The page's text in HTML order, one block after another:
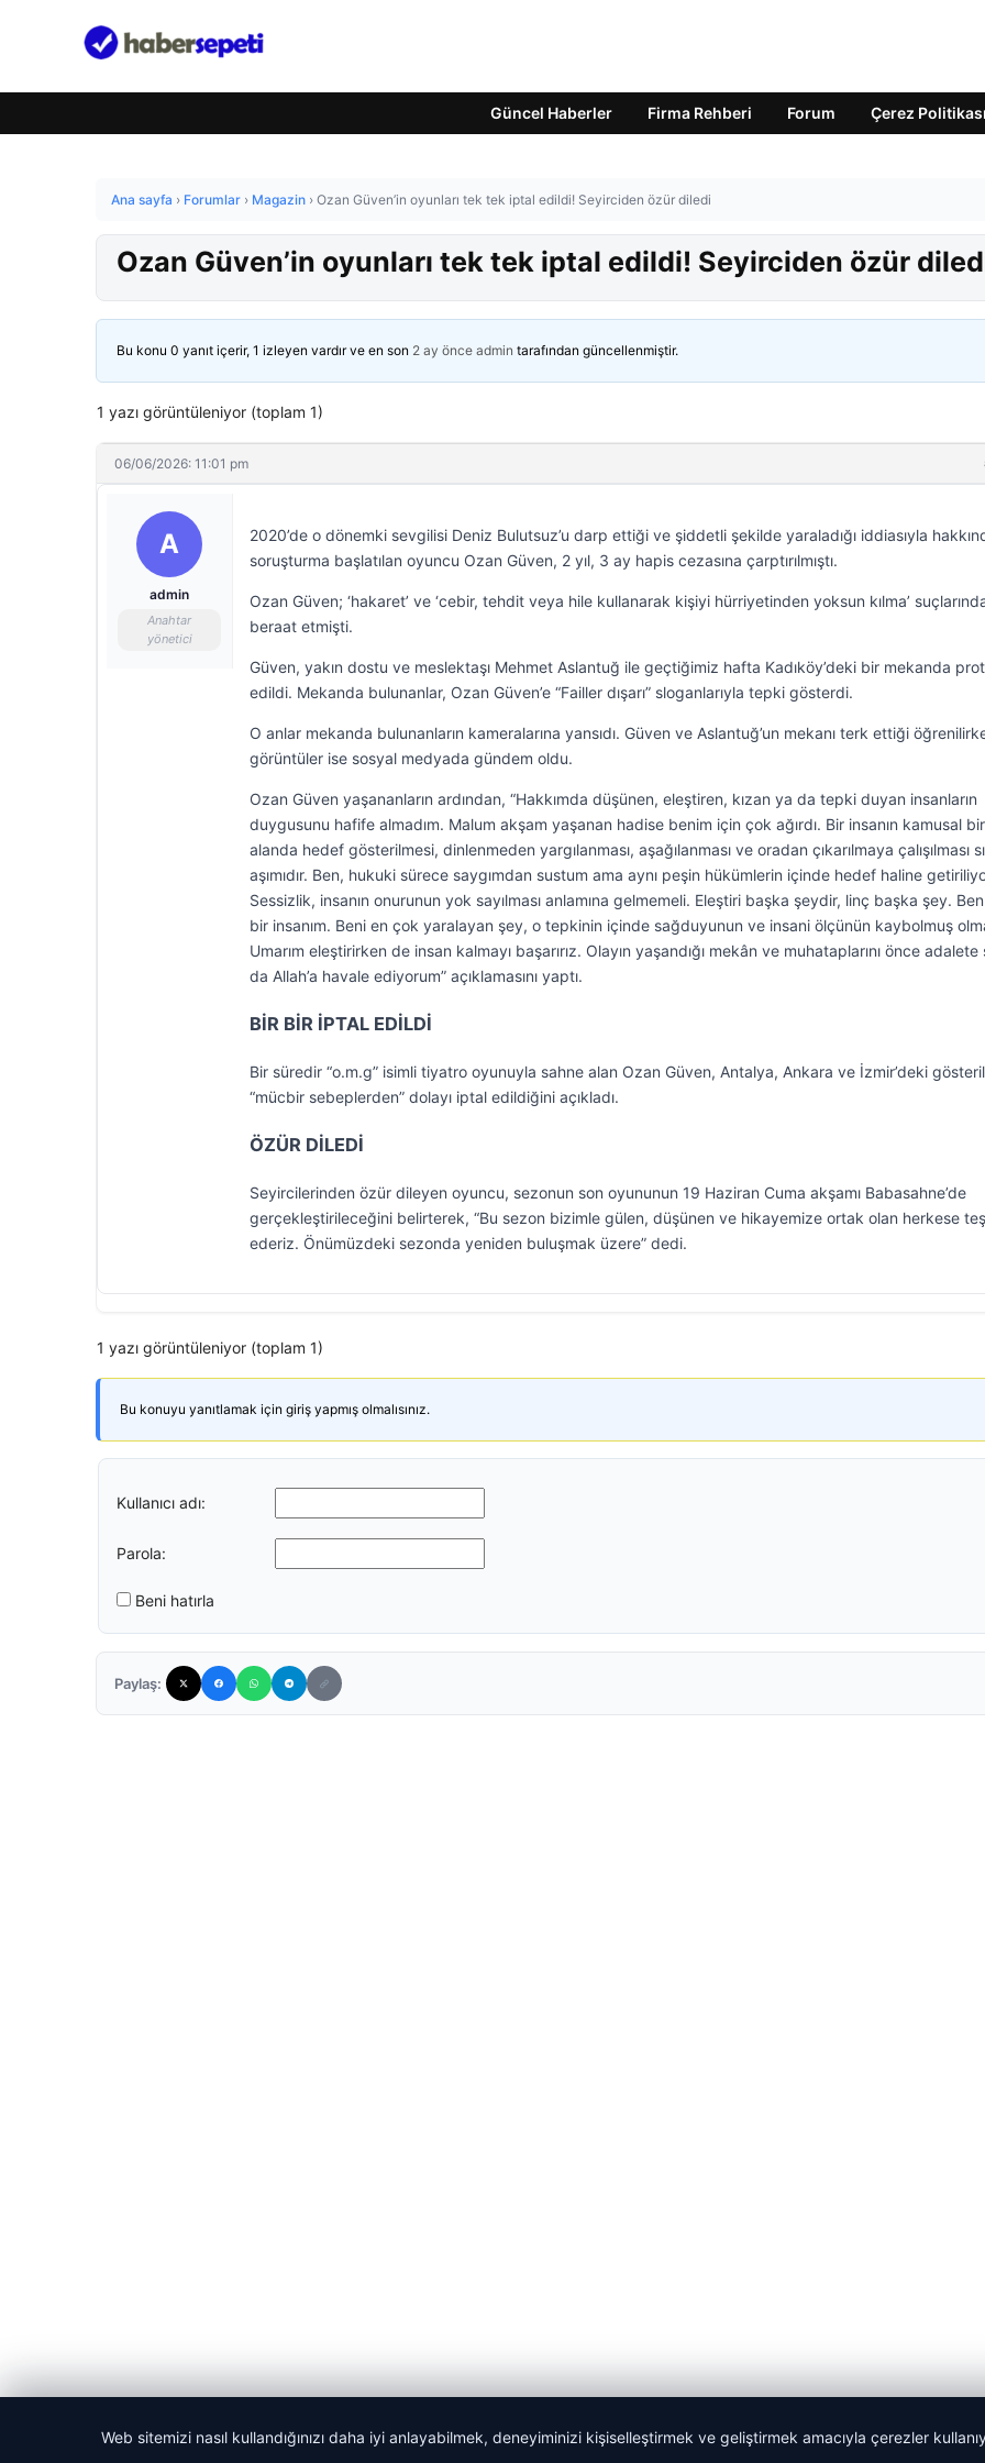
Güncel Haberler Firma Rehberi Forum Çerez Politikası
Ana sayfa › Forumlar › Magazin › Ozan Güven’in oyunları tek tek iptal edildi! Seyirciden özür diledi
Ozan Güven’in oyunları tek tek iptal edildi! Seyirciden özür
Bu konu 0 yanıt içerir, 1 izleyen vardır ve en son 2 ay önce admin tarafından güncellenmiştir.
1 yazı görüntüleniyor (toplam 1)
06/06/2026: 11:01 pm
A
admin
Anahtar
yönetici
2020’de o dönemki sevgilisi Deniz Bulutsuz’u darp ettiği ve şiddetli şekilde yaraladığı iddiasıyla
soruşturma başlatılan oyuncu Ozan Güven, 2 yıl, 3 ay hapis cezasına çarptırılmıştı.
Ozan Güven; ‘hakaret’ ve ‘cebir, tehdit veya hile kullanarak kişiyi hürriyetinden yoksun kılma’
beraat etmişti.
Güven, yakın dostu ve meslektaşı Mehmet Aslantuğ ile geçtiğimiz hafta Kadıköy’deki bir mekanda
edildi. Mekanda bulunanlar, Ozan Güven’e “Failler dışarı” sloganlarıyla tepki gösterdi.
O anlar mekanda bulunanların kameralarına yansıdı. Güven ve Aslantuğ’un mekanı terk ettiği
görüntüler ise sosyal medyada gündem oldu.
Ozan Güven yaşananların ardından, “Hakkımda düşünen, eleştiren, kızan ya da tepki duyan insanların
duygusunu hafife almadım. Malum akşam yaşanan hadise benim için çok ağırdı. Bir insanın kamusal bir
alanda hedef gösterilmesi, dinlenmeden yargılanması, aşağılanması ve oradan çıkarılmaya çalışılması
aşımıdır. Ben, hukuki sürece saygımdan sustum ama aynı peşin hükümlerin içinde hedef haline
Sessizlik, insanın onurunun yok sayılması anlamına gelmemeli. Eleştiri başka şeydir, linç başka şey.
bir insanım. Beni en çok yaralayan şey, o tepkinin içinde sağduyunun ve insani ölçünün kaybolmuş
Umarım eleştirirken de insan kalmayı başarırız. Olayın yaşandığı mekân ve muhataplarını önce adalete
da Allah’a havale ediyorum” açıklamasını yaptı.
BİR BİR İPTAL EDİLDİ
Bir süredir “o.m.g” isimli tiyatro oyunuyla sahne alan Ozan Güven, Antalya, Ankara ve İzmir’deki
“mücbir sebeplerden” dolayı iptal edildiğini açıkladı.
ÖZÜR DİLEDİ
Seyircilerinden özür dileyen oyuncu, sezonun son oyununun 19 Haziran Cuma akşamı Babasahne’de
gerçekleştirileceğini belirterek, “Bu sezon bizimle gülen, düşünen ve hikayemize ortak olan herkese
ederiz. Önümüzdeki sezonda yeniden buluşmak üzere” dedi.
1 yazı görüntüleniyor (toplam 1)
Bu konuyu yanıtlamak için giriş yapmış olmalısınız.
Kullanıcı adı:
Parola:
Beni hatırla
Paylaş:
Web sitemizi nasıl kullandığınızı daha iyi anlayabilmek, deneyiminizi kişiselleştirmek ve geliştirmek amacıyla çerezler